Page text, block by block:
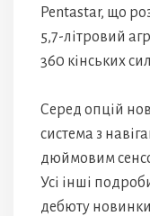
Pentastar, що
5,7-літровий
360 кінських
Серед опцій
система з
дюймовим
Усі інші
дебюту